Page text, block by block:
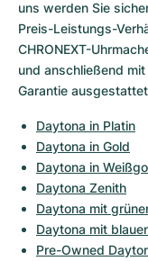
uns werden Sie
Preis-Leistungs-
CHRONEXT-
und anschließend
Garantie
Daytona in Platin
Daytona in Gold
Daytona in
Daytona Zenith
Daytona mit
Daytona mit
Pre-Owned